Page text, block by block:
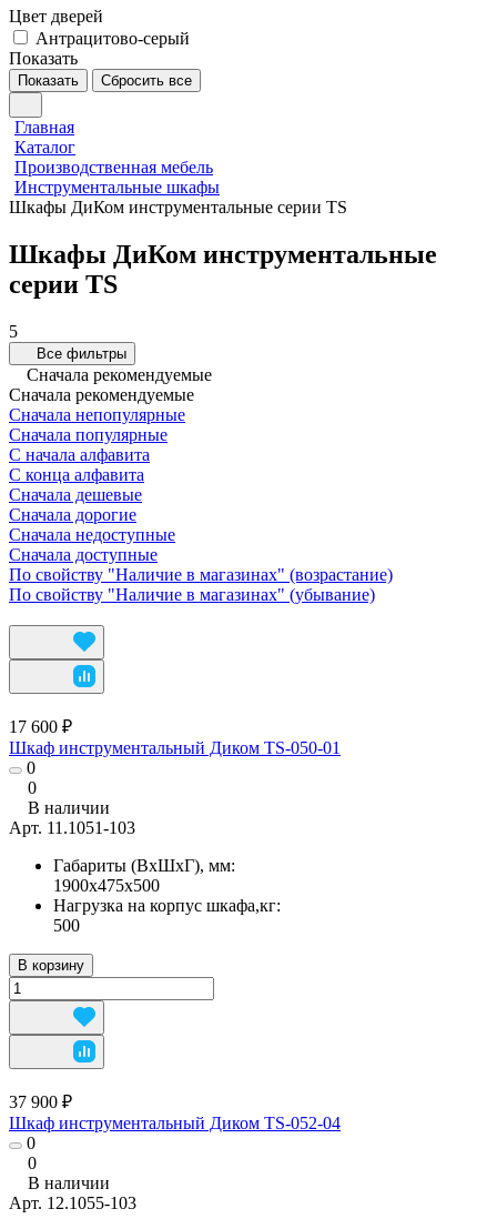
Цвет дверей
Антрацитово-серый
Показать
Показать Сбросить все
Главная
Каталог
Производственная мебель
Инструментальные шкафы
Шкафы ДиКом инструментальные серии TS
Шкафы ДиКом инструментальные
серии TS
5
Все фильтры
Сначала рекомендуемые
Сначала рекомендуемые
Сначала непопулярные
Сначала популярные
С начала алфавита
С конца алфавита
Сначала дешевые
Сначала дорогие
Сначала недоступные
Сначала доступные
По свойству "Наличие в магазинах" (возрастание)
По свойству "Наличие в магазинах" (убывание)
17 600 ₽
Шкаф инструментальный Диком TS-050-01
0
0
В наличии
Арт. 11.1051-103
Габариты (ВхШхГ), мм:
1900х475х500
Нагрузка на корпус шкафа,кг:
500
В корзину
37 900 ₽
Шкаф инструментальный Диком TS-052-04
0
0
В наличии
Арт. 12.1055-103